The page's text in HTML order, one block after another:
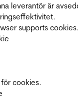
leverantör är
supports
cookies.